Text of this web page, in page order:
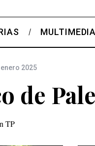
MULTIMEDIA
enero 2025
de
TP